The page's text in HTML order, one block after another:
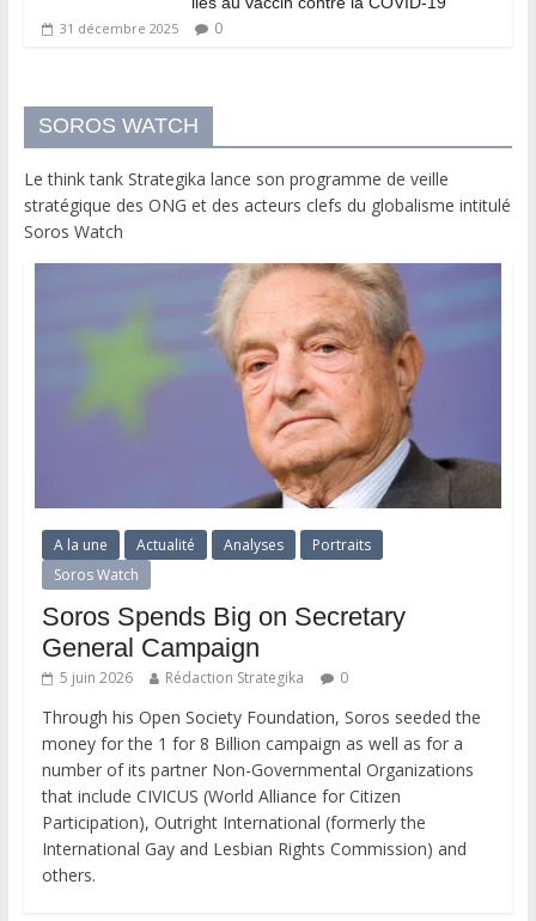
31 décembre 2025 0
SOROS WATCH
Le think tank Strategika lance son programme de veille
stratégique des ONG et des acteurs clefs du globalisme intitulé
Soros Watch
A la une Actualité Analyses
Portraits
Soros Watch
Soros Spends Big on Secretary
General Campaign
5 juin 2026 Rédaction Strategika 0
Through his Open Society Foundation, Soros seeded the
money for the 1 for 8 Billion campaign as well as for a
number of its partner Non-Governmental Organizations
that include CIVICUS (World Alliance for Citizen
Participation), Outright International (formerly the
International Gay and Lesbian Rights Commission) and
others.